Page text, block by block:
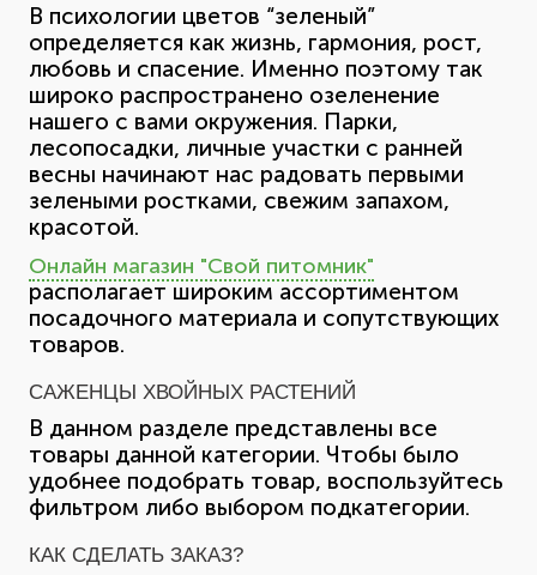
В психологии цветов “зеленый”
определяется как жизнь, гармония, рост,
любовь и спасение. Именно поэтому так
широко распространено озеленение
нашего с вами окружения. Парки,
лесопосадки, личные участки с ранней
весны начинают нас радовать первыми
зелеными ростками, свежим запахом,
красотой.
Онлайн магазин "Свой питомник"
располагает широким ассортиментом
посадочного материала и сопутствующих
товаров.
САЖЕНЦЫ ХВОЙНЫХ РАСТЕНИЙ
В данном разделе представлены все
товары данной категории. Чтобы было
удобнее подобрать товар, воспользуйтесь
фильтром либо выбором подкатегории.
КАК СДЕЛАТЬ ЗАКАЗ?